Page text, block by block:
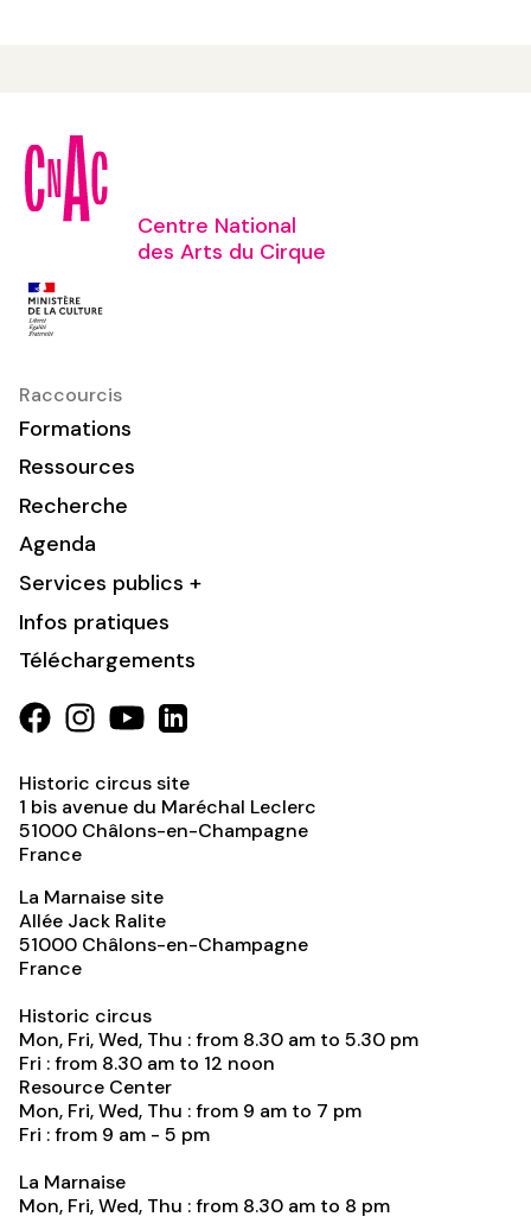
Centre National
des Arts du Cirque
Raccourcis
Formations
Ressources
Recherche
Agenda
Services publics +
Infos pratiques
Téléchargements
Historic circus site
1 bis avenue du Maréchal Leclerc
51000 Châlons-en-Champagne
France
La Marnaise site
Allée Jack Ralite
51000 Châlons-en-Champagne
France
Historic circus
Mon, Fri, Wed, Thu : from 8.30 am to 5.30 pm
Fri : from 8.30 am to 12 noon
Resource Center
Mon, Fri, Wed, Thu : from 9 am to 7 pm
Fri : from 9 am - 5 pm
La Marnaise
Mon, Fri, Wed, Thu : from 8.30 am to 8 pm